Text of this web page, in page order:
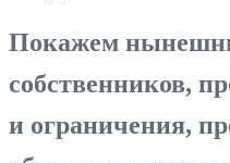
Покажем
собственников,
и ограничения,